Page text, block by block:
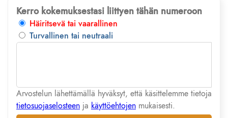
Kerro kokemuksestasi liittyen tähän numeroon
Häiritsevä tai vaarallinen
Turvallinen tai neutraali
Arvostelun lähettämällä hyväksyt, että käsittelemme tietoja
tietosuojaselosteen ja käyttöehtojen mukaisesti.